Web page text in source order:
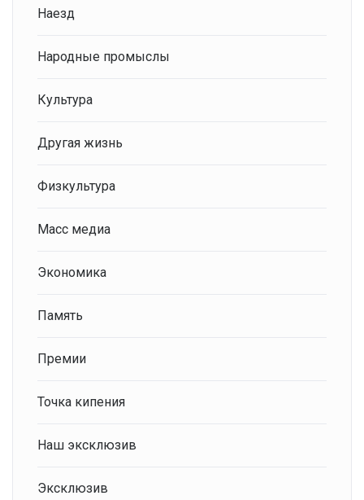
Наезд
Народные промыслы
Культура
Другая жизнь
Физкультура
Масс медиа
Экономика
Память
Премии
Точка кипения
Наш эксклюзив
Эксклюзив